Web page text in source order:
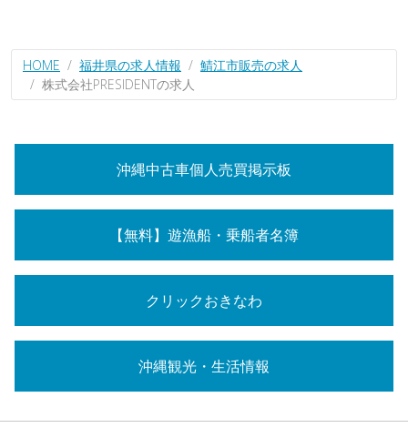
HOME 福井県の求人情報
鯖江市販売の求人
株式会社PRESIDENTの求人
沖縄中古車個人売買掲示板
【無料】遊漁船・乗船者名簿
クリックおきなわ
沖縄観光・生活情報